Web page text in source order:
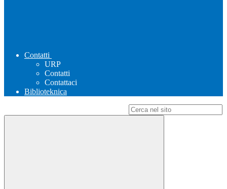
Contatti
URP
Contatti
Contattaci
Biblioteknica